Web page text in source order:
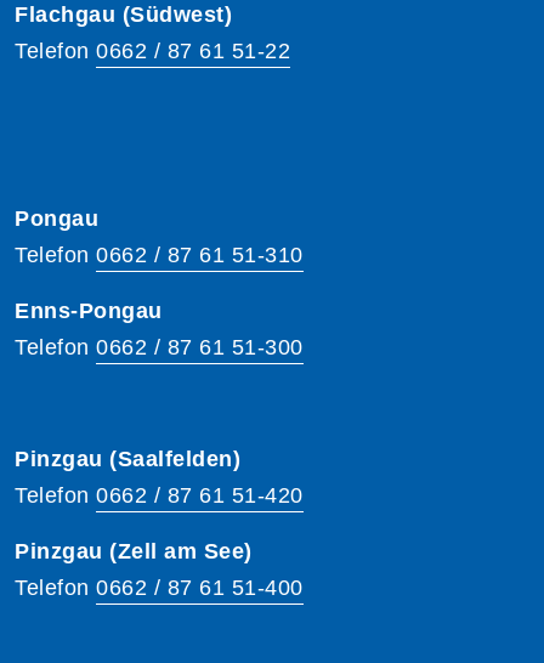
Flachgau (Südwest)
Telefon 0662 / 87 61 51-22
Pongau
Telefon 0662 / 87 61 51-310
Enns-Pongau
Telefon 0662 / 87 61 51-300
Pinzgau (Saalfelden)
Telefon 0662 / 87 61 51-420
Pinzgau (Zell am See)
Telefon 0662 / 87 61 51-400